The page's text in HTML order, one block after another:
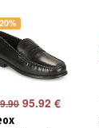
95.92 €